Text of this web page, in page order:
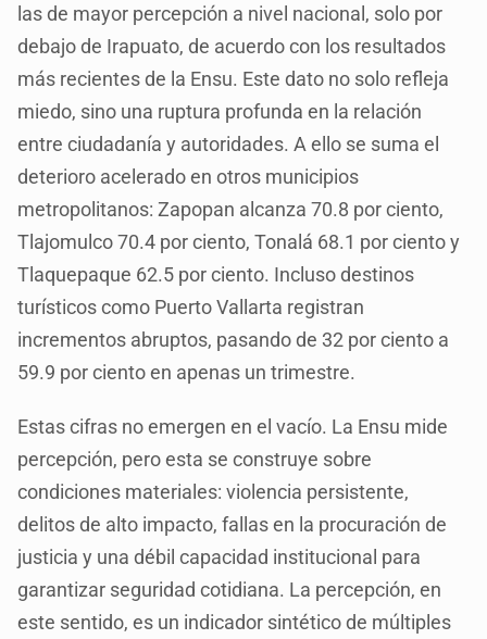
las de mayor percepción a nivel nacional, solo por
debajo de Irapuato, de acuerdo con los resultados
más recientes de la Ensu. Este dato no solo refleja
miedo, sino una ruptura profunda en la relación
entre ciudadanía y autoridades. A ello se suma el
deterioro acelerado en otros municipios
metropolitanos: Zapopan alcanza 70.8 por ciento,
Tlajomulco 70.4 por ciento, Tonalá 68.1 por ciento y
Tlaquepaque 62.5 por ciento. Incluso destinos
turísticos como Puerto Vallarta registran
incrementos abruptos, pasando de 32 por ciento a
59.9 por ciento en apenas un trimestre.
Estas cifras no emergen en el vacío. La Ensu mide
percepción, pero esta se construye sobre
condiciones materiales: violencia persistente,
delitos de alto impacto, fallas en la procuración de
justicia y una débil capacidad institucional para
garantizar seguridad cotidiana. La percepción, en
este sentido, es un indicador sintético de múltiples